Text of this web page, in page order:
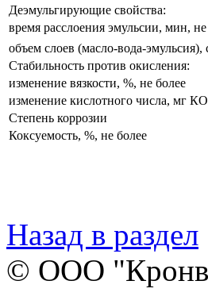
Деэмульгирующие свойства:
время расслоения эмульсии, мин, не
объем слоев (масло-вода-эмульсия),
Стабильность против окисления:
изменение вязкости, %, не более
изменение кислотного числа, мг
Степень коррозии
Коксуемость, %, не более
Назад в раздел
© ООО